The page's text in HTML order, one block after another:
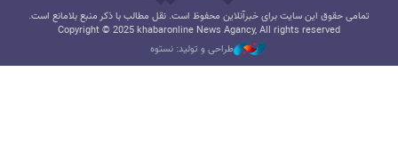
تمامی حقوق این سایت برای خبرآنلاین محفوظ است. نقل مطالب با ذکر منبع بلامانع است.
Copyright © 2025 khabaronline News Agancy, All rights reserved
طراحی و تولید: نستوه